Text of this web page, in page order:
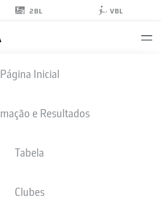
2BL VBL
Página Inicial
e Resultados
Tabela
Clubes